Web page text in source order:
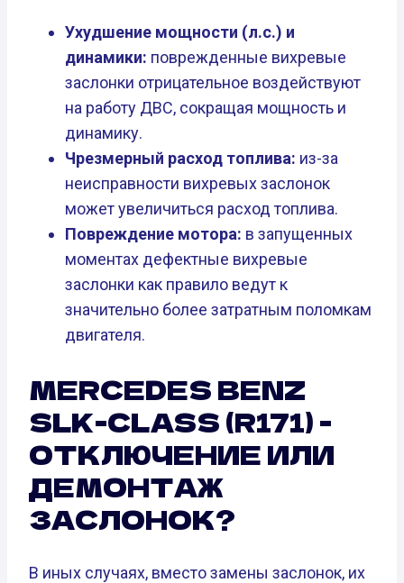
Ухудшение мощности (л.с.) и
динамики: поврежденные вихревые
заслонки отрицательное воздействуют
на работу ДВС, сокращая мощность и
динамику.
Чрезмерный расход топлива: из-за
неисправности вихревых заслонок
может увеличиться расход топлива.
Повреждение мотора: в запущенных
моментах дефектные вихревые
заслонки как правило ведут к
значительно более затратным поломкам
двигателя.
MERCEDES BENZ
SLK-CLASS (R171) -
ОТКЛЮЧЕНИЕ ИЛИ
ДЕМОНТАЖ
ЗАСЛОНОК?
В иных случаях, вместо замены заслонок, их